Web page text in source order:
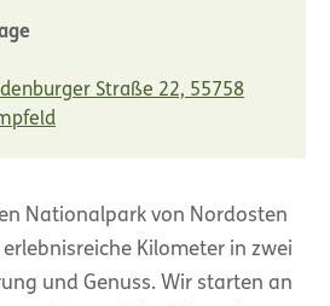
Straße 22, 55758
Nationalpark von Nordosten
Kilometer in zwei
und Genuss. Wir starten an